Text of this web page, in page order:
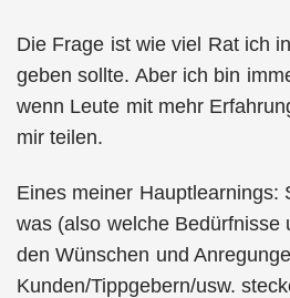
Die Frage ist wie viel Rat ich
geben sollte. Aber ich bin
wenn Leute mit mehr
mir teilen.
Eines meiner Hauptlearnings:
was (also welche Bedürfnisse
den Wünschen und
Kunden/Tippgebern/usw.